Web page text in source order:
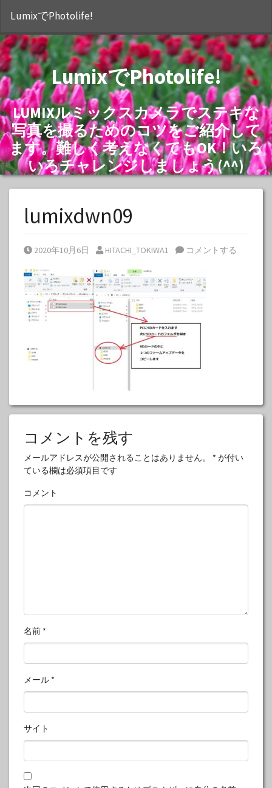
LumixでPhotolife!
LumixでPhotolife!
LUMIXルミックスカメラでステキな
写真を撮るためのコツをご紹介して
ます。難しく考えなくてもOK！いろ
いろチャレンジしましょう(^^)
lumixdwn09
Posted on
2020年10月6日 Posted by
HITACHI_TOKIWA1 コメントする
コメントを残す
メールアドレスが公開されることはありません。 * が付い
ている欄は必須項目です
コメント
名前 *
メール *
サイト